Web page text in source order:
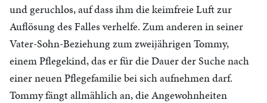
und geruchlos, auf dass ihm die keimfreie Luft zur
Auflösung des Falles verhelfe. Zum anderen in seiner
Vater-Sohn-Beziehung zum zweijährigen Tommy,
einem Pflegekind, das er für die Dauer der Suche nach
einer neuen Pflegefamilie bei sich aufnehmen darf.
Tommy fängt allmählich an, die Angewohnheiten